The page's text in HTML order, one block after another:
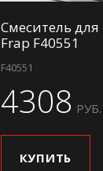
Смеситель для
Frap F40551
F40551
4308 РУБ.
КУПИТЬ